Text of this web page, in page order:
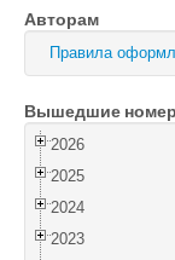
Оптика и
Поиск
Войти
Авторам
Правила
Вышедшие
2026
2025
2024
2023